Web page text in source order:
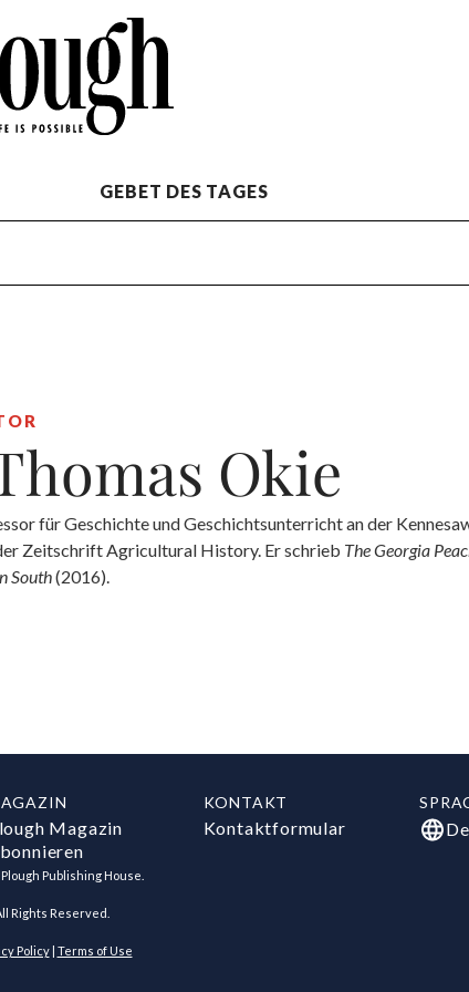
GEBET DES TAGES
Okie
für Geschichte und Geschichtsunterricht an der
Zeitschrift Agricultural History. Er schrieb The Georgia
South(2016).
Magazin
KONTAKT
Kontaktformular
Plough Publishing House.
Rights Reserved.
Policy| Terms of Use